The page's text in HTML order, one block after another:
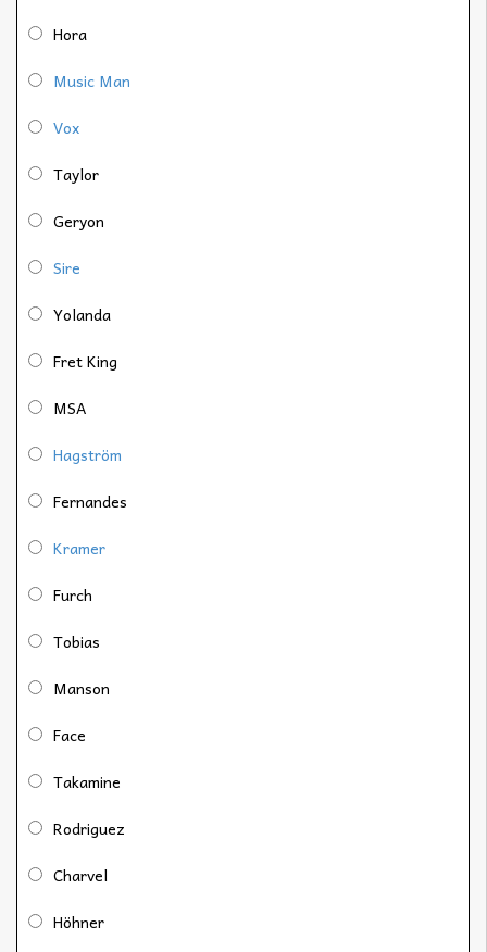
Hora
Music Man
Vox
Taylor
Geryon
Sire
Yolanda
Fret King
MSA
Hagström
Fernandes
Kramer
Furch
Tobias
Manson
Face
Takamine
Rodriguez
Charvel
Höhner